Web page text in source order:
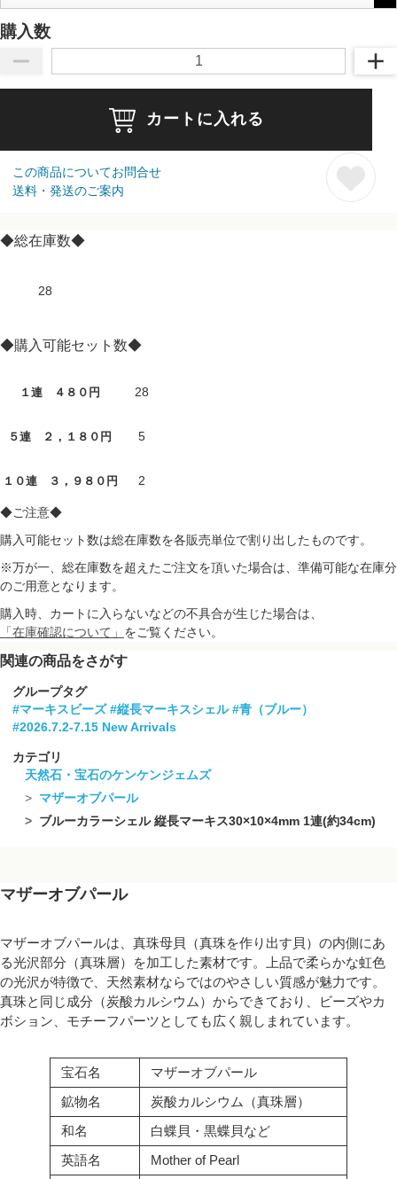
購入数
カートに入れる
この商品についてお問合せ
送料・発送のご案内
◆総在庫数◆
28
◆購入可能セット数◆
１連 ４８０円 28
５連 ２，１８０円 5
１０連 ３，９８０円 2
◆ご注意◆
購入可能セット数は総在庫数を各販売単位で割り出したものです。
※万が一、総在庫数を超えたご注文を頂いた場合は、準備可能な在庫分
のご用意となります。
購入時、カートに入らないなどの不具合が生じた場合は、
「在庫確認について」 をご覧ください。
関連の商品をさがす
グループタグ
#マーキスビーズ #縦長マーキスシェル #青（ブルー）
#2026.7.2-7.15 New Arrivals
カテゴリ
天然石・宝石のケンケンジェムズ
マザーオブパール
ブルーカラーシェル 縦長マーキス30×10×4mm 1連(約34cm)
マザーオブパール
マザーオブパールは、真珠母貝（真珠を作り出す貝）の内側にあ
る光沢部分（真珠層）を加工した素材です。上品で柔らかな虹色
の光沢が特徴で、天然素材ならではのやさしい質感が魅力です。
真珠と同じ成分（炭酸カルシウム）からできており、ビーズやカ
ボション、モチーフパーツとしても広く親しまれています。
宝石名
マザーオブパール
鉱物名
炭酸カルシウム（真珠層）
和名
白蝶貝・黒蝶貝など
英語名
Mother of Pearl